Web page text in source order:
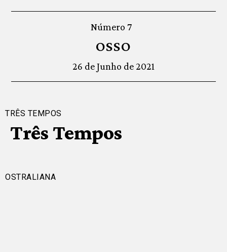
Número 7
OSSO
26 de Junho de 2021
TRÊS TEMPOS
Três Tempos
OSTRALIANA